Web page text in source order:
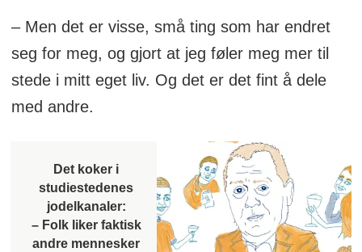
– Men det er visse, små ting som har endret
seg for meg, og gjort at jeg føler meg mer til
stede i mitt eget liv. Og det er det fint å dele
med andre.
Det koker i
studiestedenes
jodelkanaler:
– Folk liker faktisk
andre mennesker